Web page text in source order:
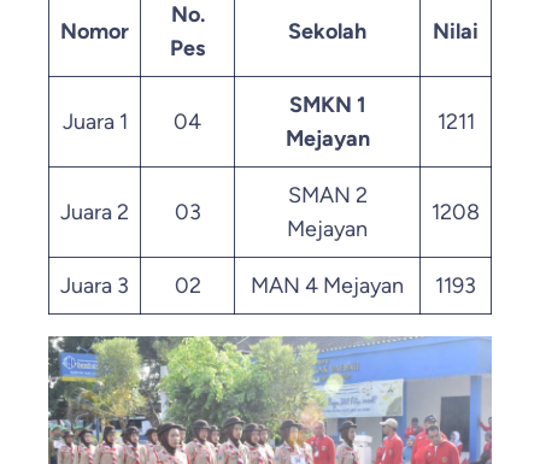
Nomor
No.
Pes
Sekolah Nilai
Juara 1 04
SMKN 1
Mejayan
1211
Juara 2 03
SMAN 2
Mejayan
1208
Juara 3 02 MAN 4 Mejayan 1193